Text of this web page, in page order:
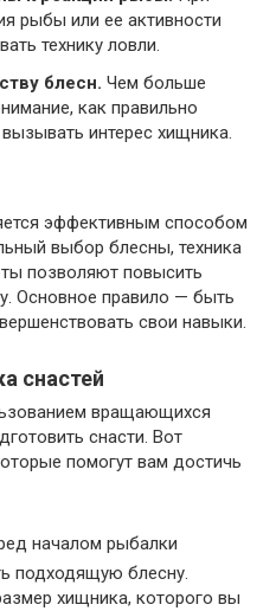
рыбы или ее активности
технику ловли.
блесн. Чем больше
как правильно
интерес хищника.
эффективным способом
выбор блесны, техника
позволяют повысить
Основное правило — быть
свои навыки.
снастей
вращающихся
снасти. Вот
помогут вам достичь
началом рыбалки
подходящую блесну.
хищника, которого вы